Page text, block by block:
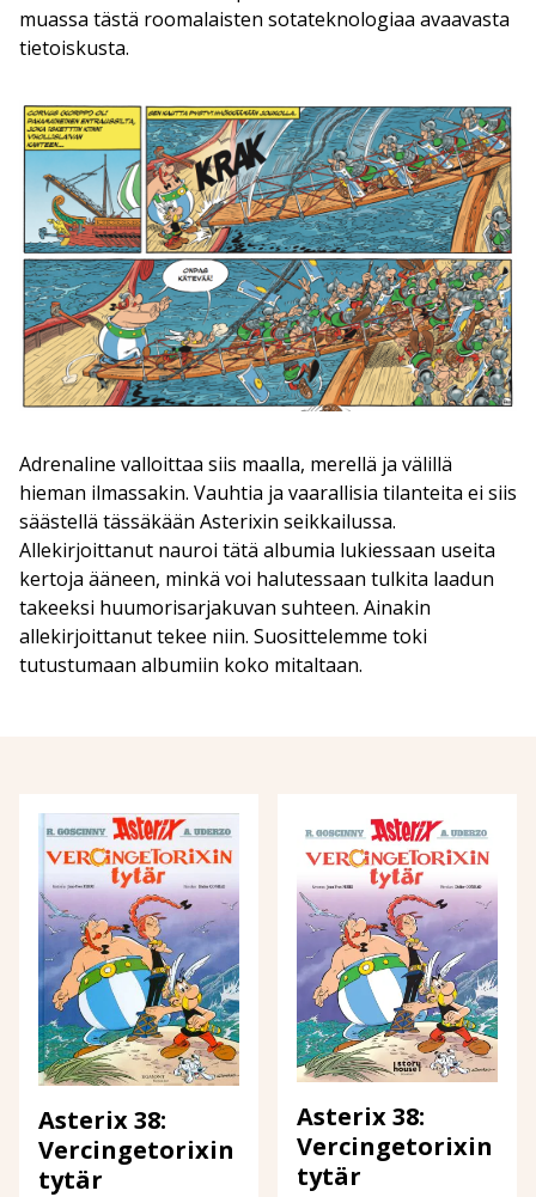
muassa tästä roomalaisten sotateknologiaa avaavasta
tietoiskusta.
Adrenaline valloittaa siis maalla, merellä ja välillä
hieman ilmassakin. Vauhtia ja vaarallisia tilanteita ei siis
säästellä tässäkään Asterixin seikkailussa.
Allekirjoittanut nauroi tätä albumia lukiessaan useita
kertoja ääneen, minkä voi halutessaan tulkita laadun
takeeksi huumorisarjakuvan suhteen. Ainakin
allekirjoittanut tekee niin. Suosittelemme toki
tutustumaan albumiin koko mitaltaan.
Asterix 38:
Vercingetorixin
tytär
Asterix 38:
Vercingetorixin
tytär